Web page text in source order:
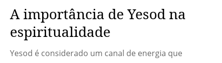
A importância de Yesod na
espiritualidade
Yesod é considerado um canal de energia que